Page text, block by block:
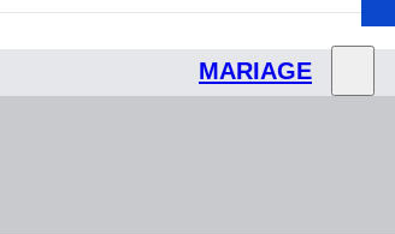
MARIAGE